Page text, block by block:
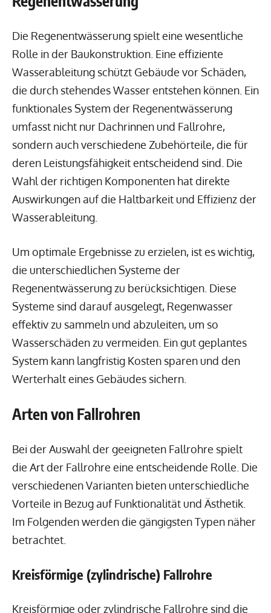
Die Regenentwässerung spielt eine wesentliche
Rolle in der Baukonstruktion. Eine effiziente
Wasserableitung schützt Gebäude vor Schäden,
die durch stehendes Wasser entstehen können. Ein
funktionales System der Regenentwässerung
umfasst nicht nur Dachrinnen und Fallrohre,
sondern auch verschiedene Zubehörteile, die für
deren Leistungsfähigkeit entscheidend sind. Die
Wahl der richtigen Komponenten hat direkte
Auswirkungen auf die Haltbarkeit und Effizienz der
Wasserableitung.
Um optimale Ergebnisse zu erzielen, ist es wichtig,
die unterschiedlichen Systeme der
Regenentwässerung zu berücksichtigen. Diese
Systeme sind darauf ausgelegt, Regenwasser
effektiv zu sammeln und abzuleiten, um so
Wasserschäden zu vermeiden. Ein gut geplantes
System kann langfristig Kosten sparen und den
Werterhalt eines Gebäudes sichern.
Arten von Fallrohren
Bei der Auswahl der geeigneten Fallrohre spielt
die Art der Fallrohre eine entscheidende Rolle. Die
verschiedenen Varianten bieten unterschiedliche
Vorteile in Bezug auf Funktionalität und Ästhetik.
Im Folgenden werden die gängigsten Typen näher
betrachtet.
Kreisförmige (zylindrische) Fallrohre
Kreisförmige oder zylindrische Fallrohre sind die